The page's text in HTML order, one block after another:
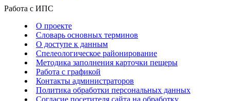
Работа с ИПС
О проекте
Словарь основных терминов
О доступе к данным
Спелеологическое районирование
Методика заполнения карточки пещеры
Работа с графикой
Контакты администраторов
Политика обработки персональных данных